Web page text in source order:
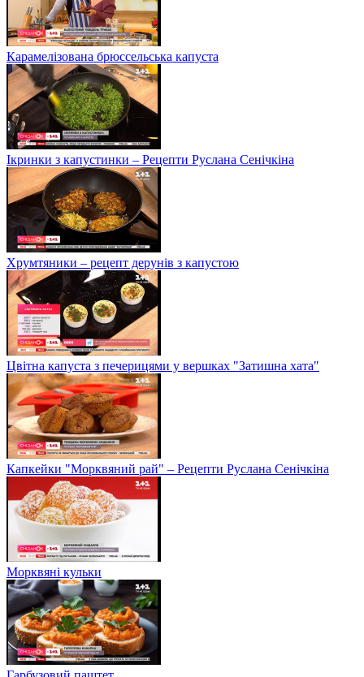
Карамелізована брюссельська капуста
Ікринки з капустинки – Рецепти Руслана Сенічкіна
Хрумтяники – рецепт дерунів з капустою
Цвітна капуста з печерицями у вершках "Затишна хата"
Капкейки "Морквяний рай" – Рецепти Руслана Сенічкіна
Морквяні кульки